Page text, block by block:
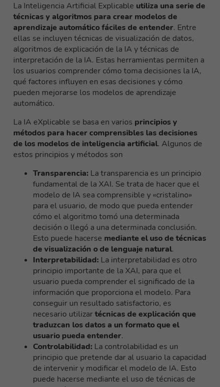
La Inteligencia Artificial Explicable utiliza una serie de
técnicas y algoritmos para crear modelos de
aprendizaje automático fáciles de entender. Entre
ellas se incluyen técnicas de visualización de datos,
algoritmos de explicación de la IA y técnicas de
interpretación de la IA. Estas herramientas permiten a
los usuarios comprender cómo toma decisiones la IA,
qué factores influyen en esas decisiones y cómo
pueden mejorarse los modelos de aprendizaje
automático.
La IA eXplicable se basa en varios principios y
métodos para hacer comprensibles las decisiones
de los modelos de inteligencia artificial. Algunos de
estos principios y métodos son
Transparencia: La transparencia es un principio
fundamental de la XAI. Se trata de hacer que el
modelo de IA sea comprensible y «cristalino»
para el usuario, de modo que pueda entender
cómo el algoritmo tomó una determinada
decisión o llegó a una determinada conclusión.
Esto puede hacerse mediante el uso de técnicas
de visualización o de lenguaje natural.
Interpretabilidad: La interpretabilidad es otro
principio importante de la XAI, para que el
usuario pueda comprender el significado de la
información que proporciona el modelo. Para
conseguir un resultado satisfactorio, es
necesario utilizartécnicas de explicación que
traduzcan los datos a un formato que el
usuario pueda entender.
Controlabilidad: La controlabilidad es un
principio que pretende dar al usuario la capacidad
de intervenir y modificar el modelo de IA. Esto
puede hacerse mediante el uso de técnicas de